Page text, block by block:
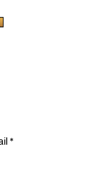
*Обязательно